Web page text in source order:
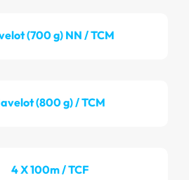
(700 g) NN / TCM
(800 g) / TCM
4 X 100m / TCF